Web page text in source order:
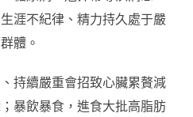
涯不紀律、精力持久處于嚴
體。
持續嚴重會招致心臟累贅減
暴飲暴食，進食大批高脂肪